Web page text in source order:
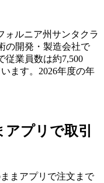
ォルニア州サンタクラ
の開発・製造会社で
従業員数は約7,500
ます。2026年度の年
プリで取引
まアプリで注文まで